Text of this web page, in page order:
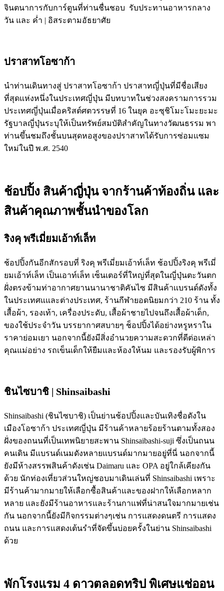
จินตนาการกับการ์ตูนที่ท่านชื่นชอบ รับประทานอาหารกลาง
วัน และ ค่ำ | อิสระตามอัธยาศัย
ปราสาทโอซาก้า
นำท่านเดินทางสู่ ปราสาทโอซาก้า ปราสาทญี่ปุ่นที่มีชื่อเสียง
ที่สุดแห่งหนึ่งในประเทศญี่ปุ่น มีบทบาทในช่วงสงครามการรวม
ประเทศญี่ปุ่นเมื่อคริสต์ศตวรรษที่ 16 ในยุค อะซุชิโมะโมะยะมะ
รัฐบาลญี่ปุ่นระบุให้เป็นทรัพย์สมบัติสำคัญในทางวัฒนธรรม พา
ท่านขึ้นชมถึงชั้นบนสุดหอสูงของปราสาทได้รับการซ่อมแซม
ใหม่ในปี พ.ศ. 2540
ช้อปปิ้ง สินค้าญี่ปุ่น จากร้านค้าท้องถิ่น และ
สินค้าคุณภาพชั้นนำของโลก
ริงคุ พรีเมี่ยมเอ้าท์เล็ท
ช้อปปิ้งกันอีกสักรอบที่ ริงคุ พรีเมี่ยมเอ้าท์เล็ท ช้อปปิ้งริงคุ พรีเมี่
ยมเอ้าท์เล็ท เป็นเอาท์เล็ท เซ็นเตอร์ที่ใหญ่ที่สุดในญี่ปุ่นตะวันตก
ฝั่งตรงข้ามท่าอากาศยานนานาชาติคันไซ มีสินค้าเเบรนด์ดังทั้ง
ในประเทศแและต่างประเทศ, ร้านกีฬายอดนิยมกว่า 210 ร้าน ทั้ง
เสื้อผ้า, รองเท้า, เครื่องประดับ, เสื้อผ้าชายไปจนถึงเสื้อผ้าเด็ก,
ของใช้ประจำวัน บรรยากาศสบายๆ ช็อปปิ้งได้อย่างหรูหราใน
ราคาย่อมเยา นอกจากนี้ยังมีสิ่งอำนวยความสะดวกที่ดีต่อเหล่า
คุณแม่อย่าง รถเข็นเด็กให้ยืมและห้องให้นม และรองรับผู้พิการ
ชินไซบาชิ | Shinsaibashi
Shinsaibashi (ชินไซบาชิ) เป็นย่านช้อปปิ้งและบันเทิงชื่อดังใน
เมืองโอซาก้า ประเทศญี่ปุ่น มีร้านค้าหลายร้อยร้านตามทั้งสอง
ฝั่งของถนนที่เป็นเทพนิยายสะพาน Shinsaibashi-suji ซึ่งเป็นถนน
คนเดิน มีแบรนด์เนมดังหลายแบรนด์มากมายอยู่ที่นี่ นอกจากนี้
ยังมีห้างสรรพสินค้าดังเช่น Daimaru และ OPA อยู่ใกล้เคียงกัน
ด้วย นักท่องเที่ยวส่วนใหญ่ชอบมาเดินเล่นที่ Shinsaibashi เพราะ
มีร้านค้ามากมายให้เลือกซื้อสินค้าและของฝากให้เลือกหลาก
หลาย และยังมีร้านอาหารและร้านกาแฟที่น่าสนใจมากมายเช่น
กัน นอกจากนี้ยังมีกิจกรรมต่างๆเช่น การแสดงดนตรี การแสดง
ถนน และการแสดงเต้นรำที่จัดขึ้นบ่อยครั้งในย่าน Shinsaibashi
ด้วย
พักโรงแรม 4 ดาวตลอดทริป พิเศษแช่ออน